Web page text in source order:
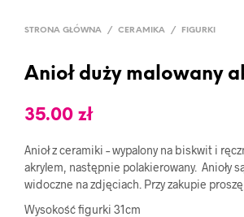
STRONA GŁÓWNA / CERAMIKA / FIGURKI
Anioł duży malowany
35.00 zł
Anioł z ceramiki – wypalony na biskwit i
akrylem, następnie polakierowany. Anioły
widoczne na zdjęciach. Przy zakupie proszę
Wysokość figurki 31cm